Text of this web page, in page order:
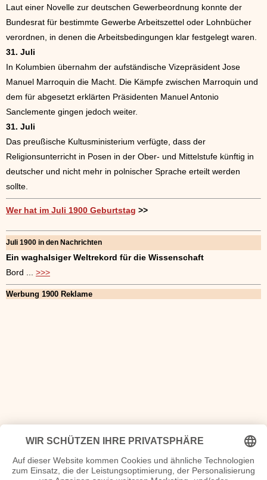
Laut einer Novelle zur deutschen Gewerbeordnung konnte der
Bundesrat für bestimmte Gewerbe Arbeitszettel oder Lohnbücher
verordnen, in denen die Arbeitsbedingungen klar festgelegt waren.
31. Juli
In Kolumbien übernahm der aufständische Vizepräsident Jose
Manuel Marroquin die Macht. Die Kämpfe zwischen Marroquin und
dem für abgesetzt erklärten Präsidenten Manuel Antonio
Sanclemente gingen jedoch weiter.
31. Juli
Das preußische Kultusministerium verfügte, dass der
Religionsunterricht in Posen in der Ober- und Mittelstufe künftig in
deutscher und nicht mehr in polnischer Sprache erteilt werden
sollte.
Wer hat im Juli 1900 Geburtstag >>
Juli 1900 in den Nachrichten
Ein waghalsiger Weltrekord für die Wissenschaft
Bord ... >>>
Werbung 1900 Reklame